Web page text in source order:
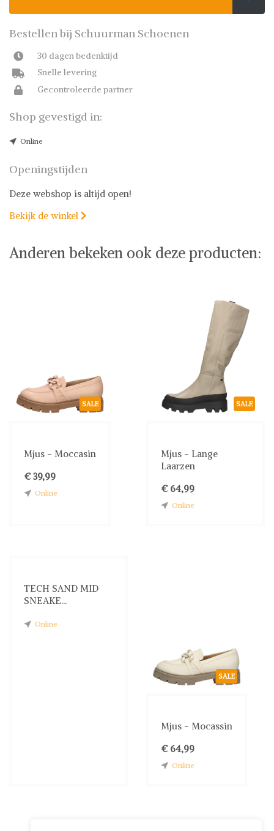
Bestellen bij Schuurman Schoenen
30 dagen bedenktijd
Snelle levering
Gecontroleerde partner
Shop gevestigd in:
Online
Openingstijden
Deze webshop is altijd open!
Bekijk de winkel 
Anderen bekeken ook deze producten:
SALE
Mjus - Moccasin
€ 39,99
Online
SALE
Mjus - Lange
Laarzen
€ 64,99
Online
TECH SAND MID
SNEAKE...
Online
SALE
Mjus - Mocassin
€ 64,99
Online